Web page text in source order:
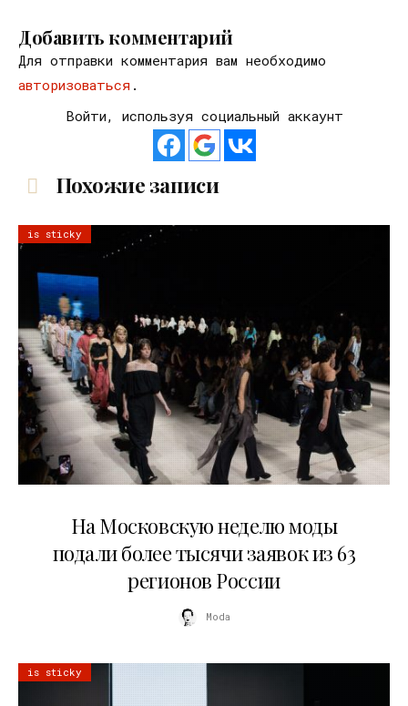
Добавить комментарий
Для отправки комментария вам необходимо
авторизоваться .
Войти, используя социальный аккаунт
Похожие записи
is sticky
На Московскую неделю моды
подали более тысячи заявок из 63
регионов России
Moda
is sticky